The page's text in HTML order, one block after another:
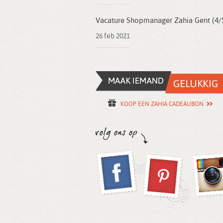
Vacature Shopmanager Zahia Gent (4/
26 feb 2021
KOOP EEN ZAHIA CADEAUBON